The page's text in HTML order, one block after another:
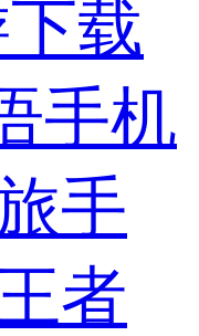
载
手机
手
者